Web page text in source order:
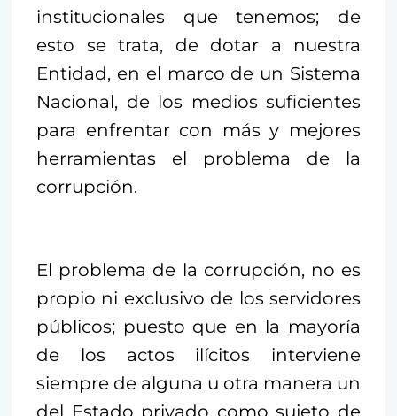
institucionales que tenemos; de
esto se trata, de dotar a nuestra
Entidad, en el marco de un Sistema
Nacional, de los medios suficientes
para enfrentar con más y mejores
herramientas el problema de la
corrupción.
El problema de la corrupción, no es
propio ni exclusivo de los servidores
públicos; puesto que en la mayoría
de los actos ilícitos interviene
siempre de alguna u otra manera un
del Estado privado como sujeto de